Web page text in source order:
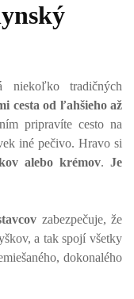
niekoľko tradičných
cesta od ľahšieho až
pripravíte cesto na
iné pečivo. Hravo si
alebo krémov. Je
zabezpečuje, že
a tak spojí všetky
dokonalého